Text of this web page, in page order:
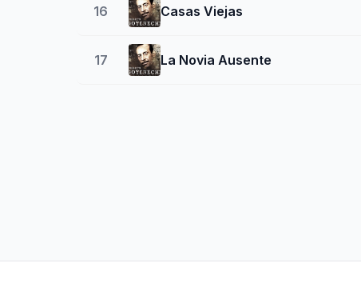
16 Casas Viejas
17 La Novia Ausente